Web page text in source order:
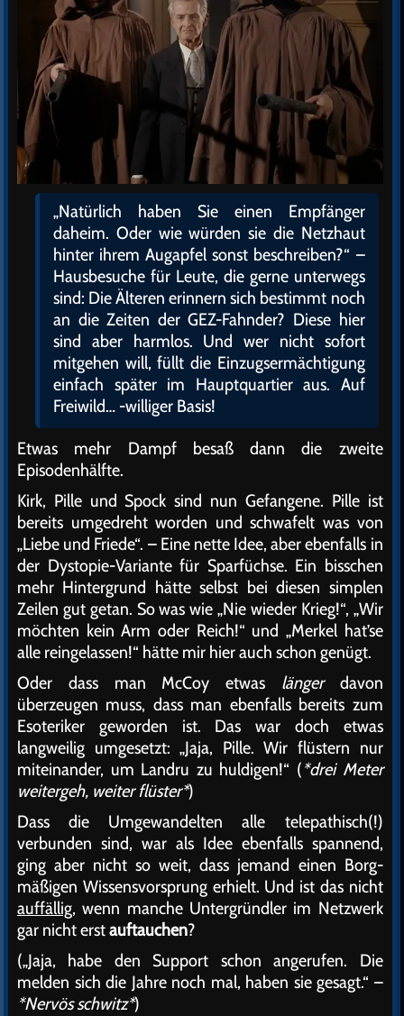
„Natürlich haben Sie einen Empfänger
daheim. Oder wie würden sie die Netzhaut
hinter ihrem Augapfel sonst beschreiben?“ –
Hausbesuche für Leute, die gerne unterwegs
sind: Die Älteren erinnern sich bestimmt noch
an die Zeiten der GEZ-Fahnder? Diese hier
sind aber harmlos. Und wer nicht sofort
mitgehen will, füllt die Einzugsermächtigung
einfach später im Hauptquartier aus. Auf
Freiwild… -williger Basis!
Etwas mehr Dampf besaß dann die zweite
Episodenhälfte.
Kirk, Pille und Spock sind nun Gefangene. Pille ist
bereits umgedreht worden und schwafelt was von
„Liebe und Friede“. – Eine nette Idee, aber ebenfalls in
der Dystopie-Variante für Sparfüchse. Ein bisschen
mehr Hintergrund hätte selbst bei diesen simplen
Zeilen gut getan. So was wie „Nie wieder Krieg!“, „Wir
möchten kein Arm oder Reich!“ und „Merkel hat’se
alle reingelassen!“ hätte mir hier auch schon genügt.
Oder dass man McCoy etwas längerdavon
überzeugen muss, dass man ebenfalls bereits zum
Esoteriker geworden ist. Das war doch etwas
langweilig umgesetzt: „Jaja, Pille. Wir flüstern nur
miteinander, um Landru zu huldigen!“ (*drei Meter
weitergeh, weiter flüster*)
Dass die Umgewandelten alle telepathisch(!)
verbunden sind, war als Idee ebenfalls spannend,
ging aber nicht so weit, dass jemand einen Borg-
mäßigen Wissensvorsprung erhielt. Und ist das nicht
auffällig, wenn manche Untergründler im Netzwerk
gar nicht erstauftauchen?
(„Jaja, habe den Support schon angerufen. Die
melden sich die Jahre noch mal, haben sie gesagt.“ –
*Nervös schwitz*)